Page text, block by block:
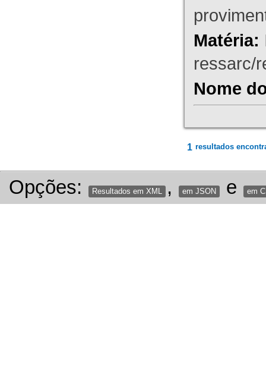
Matéria:
ressarc/
Nome
1 resultados
Opções: Resultados em XML , em JSON e em